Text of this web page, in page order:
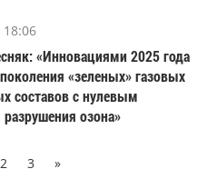
18:06
«Инновациями 2025 года
«зеленых» газовых
составов с нулевым
озона»
2 3 »